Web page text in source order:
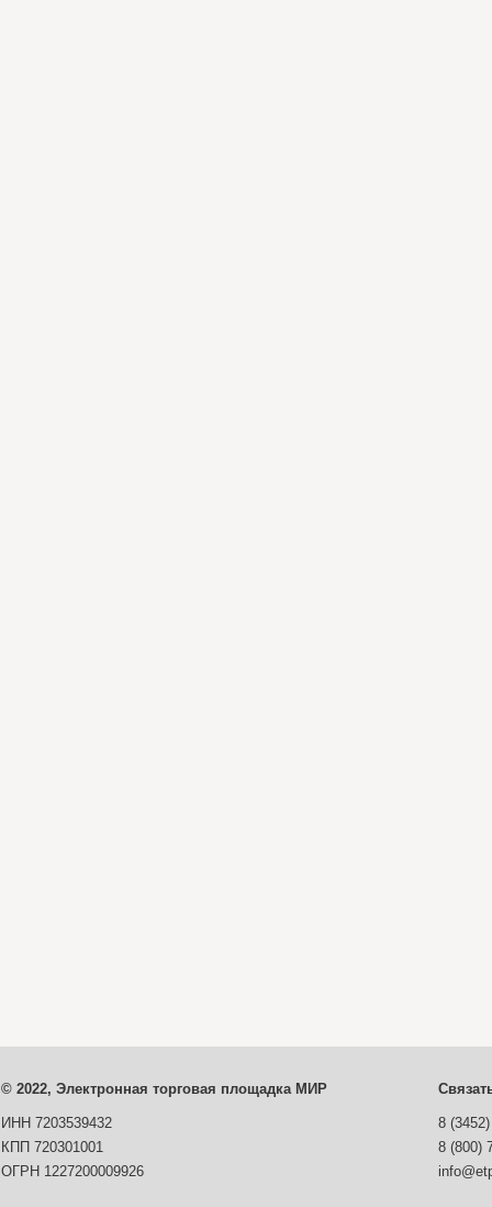
© 2022, Электронная торговая площадка МИР
ИНН 7203539432
8
КПП 720301001
8 (800)
ОГРН 1227200009926